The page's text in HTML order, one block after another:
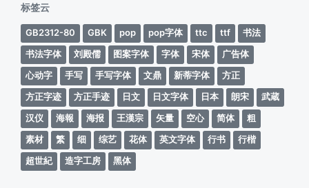
标签云
GB2312-80 GBK pop pop字体 ttc ttf
书法
书法字体
刘殿儒 图案字体 字体 宋体
广告体
心动字
手写 手写字体 文鼎 新蒂字体
方正
方正字迹
方正手迹 日文 日文字体 日本 朗宋
武蔵
汉仪
海報 海报 王漢宗 矢量 空心 简体
粗
素材
繁 细 综艺 花体 英文字体 行书
行楷
超世紀
造字工房 黑体